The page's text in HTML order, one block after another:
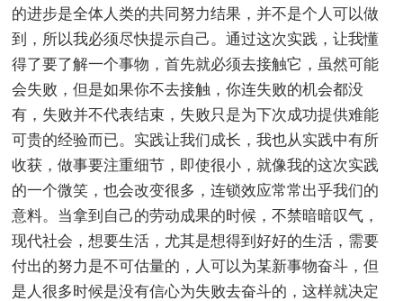
的进步是全体人类的共同努力结果，并不是个人可以做
到，所以我必须尽快提示自己。通过这次实践，让我懂
得了要了解一个事物，首先就必须去接触它，虽然可能
会失败，但是如果你不去接触，你连失败的机会都没
有，失败并不代表结束，失败只是为下次成功提供难能
可贵的经验而已。实践让我们成长，我也从实践中有所
收获，做事要注重细节，即使很小，就像我的这次实践
的一个微笑，也会改变很多，连锁效应常常出乎我们的
意料。当拿到自己的劳动成果的时候，不禁暗暗叹气，
现代社会，想要生活，尤其是想得到好好的生活，需要
付出的努力是不可估量的，人可以为某新事物奋斗，但
是人很多时候是没有信心为失败去奋斗的，这样就决定